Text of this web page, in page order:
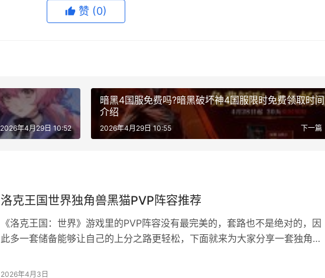
赞 (0)
2026年4月29日 10:52
暗黑4国服免费吗?暗黑破坏神4国服限时免费领取时间
介绍
下一篇
2026年4月29日 10:55
洛克王国世界独角兽黑猫PVP阵容推荐
《洛克王国：世界》游戏里的PVP阵容没有最完美的，套路也不是绝对的，因
此多一套储备能够让自己的上分之路更轻松，下面就来为大家分享一套独角兽
+随机火； 基本原理 就是4随机加4分，输1把只扣1分，高容错硬上！而且这套
2026年4月3日